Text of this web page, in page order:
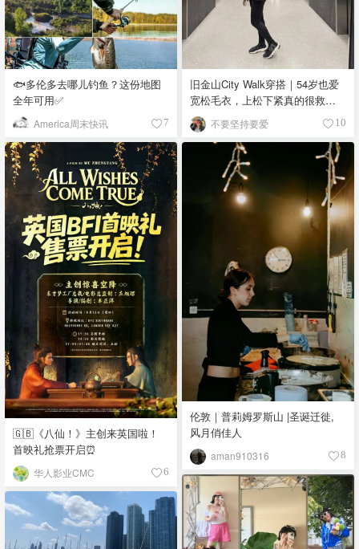
🐟多伦多去哪儿钓鱼？这份地图
全年可用✅
America周末快讯 7
旧金山City Walk穿搭｜54岁也爱
宽松毛衣，上松下紧真的很救比
例
不要坚持要爱 10
🇬🇧《八仙！》主创来英国啦！
首映礼抢票开启⏰
华人影业CMC 6
伦敦｜普莉姆罗斯山 |圣诞迁徙,
风月俏佳人
aman910316 8